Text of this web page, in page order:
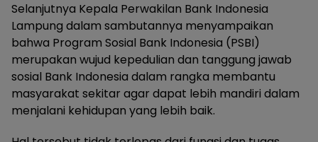
Selanjutnya Kepala Perwakilan Bank Indonesia
Lampung dalam sambutannya menyampaikan
bahwa Program Sosial Bank Indonesia (PSBI)
merupakan wujud kepedulian dan tanggung jawab
sosial Bank Indonesia dalam rangka membantu
masyarakat sekitar agar dapat lebih mandiri dalam
menjalani kehidupan yang lebih baik.